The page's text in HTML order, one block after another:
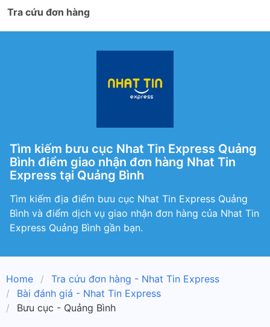
Tra cứu đơn hàng
Tìm kiếm bưu cục Nhat Tin Express Quảng
Bình điểm giao nhận đơn hàng Nhat Tin
Express tại Quảng Bình
Tìm kiếm địa điểm bưu cục Nhat Tin Express Quảng
Bình và điểm dịch vụ giao nhận đơn hàng của Nhat Tin
Express Quảng Bình gần bạn.
Home
Tra cứu đơn hàng - Nhat Tin Express
Bài đánh giá - Nhat Tin Express
Bưu cục - Quảng Bình